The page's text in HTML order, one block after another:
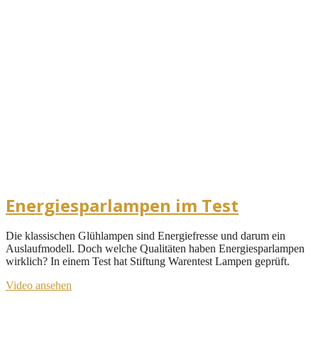
Energiesparlampen im Test
Die klassischen Glühlampen sind Energiefresse und darum ein
Auslaufmodell. Doch welche Qualitäten haben Energiesparlampen
wirklich? In einem Test hat Stiftung Warentest Lampen geprüft.
Video ansehen